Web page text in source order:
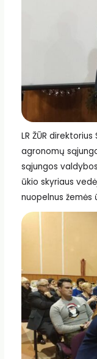
LR ŽŪR
agronomų
sąjungos
ūkio skyriaus
nuopelnus žemės